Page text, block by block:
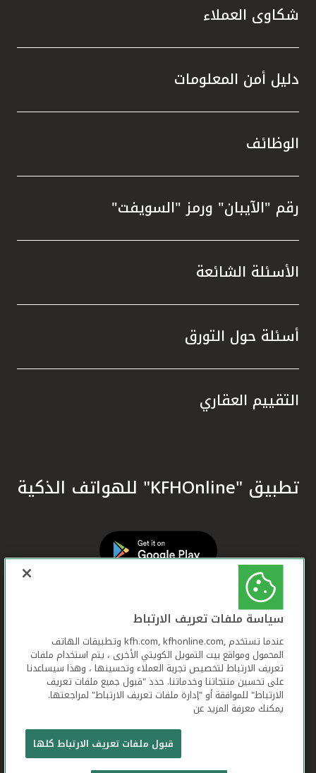
شكاوى العملاء
دليل أمن المعلومات
الوظائف
رقم "الآيبان" ورمز "السويفت"
الأسئلة الشائعة
أسئلة حول التورق
التقييم العقاري
تطبيق "KFHOnline" للهواتف الذكية
بيت التمويل الكويتي جميع الحقوق محفوظة © 2026
سياسة ملفات تعريف الارتباط
عندما تستخدم ,kfh.com, kfhonline.com وتطبيقات الهاتف
المحمول ومواقع بيت التمويل الكويتي الأخرى ، يتم استخدام ملفات
تعريف الارتباط لتخصيص تجربة العملاء وتحسينها ، وهذا سيساعدنا
على تحسين منتجاتنا وخدماتنا. حدد "قبول جميع ملفات تعريف
الارتباط" للموافقة أو "إدارة ملفات تعريف الارتباط" لمراجعتها.
يمكنك معرفة المزيد عن
قبول ملفات تعريف الارتباط كلها